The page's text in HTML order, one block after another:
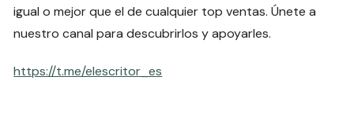
igual o mejor que el de cualquier top ventas. Únete a
nuestro canal para descubrirlos y apoyarles.
https://t.me/elescritor_es